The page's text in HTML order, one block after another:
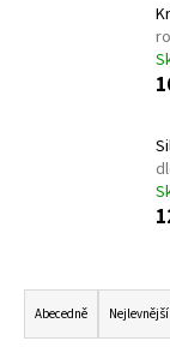
Ř
aAbecedně Nejlevnější
r
u